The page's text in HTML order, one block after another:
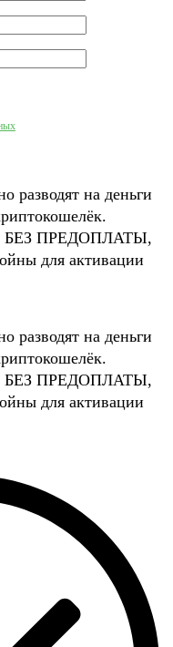
разводят на деньги
БЕЗ ПРЕДОПЛАТЫ,
для активации
разводят на деньги
БЕЗ ПРЕДОПЛАТЫ,
для активации